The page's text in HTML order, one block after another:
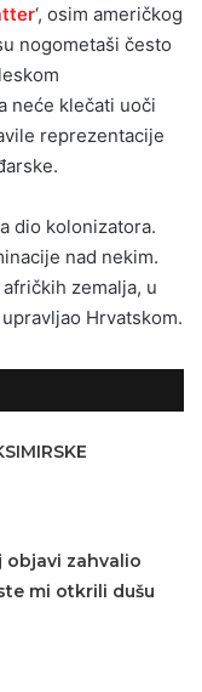
‘, osim američkog
nogometaši često
neće klečati uoči
reprezentacije
dio kolonizatora.
nad nekim.
zemalja, u
Hrvatskom.
objavi zahvalio
mi otkrili dušu